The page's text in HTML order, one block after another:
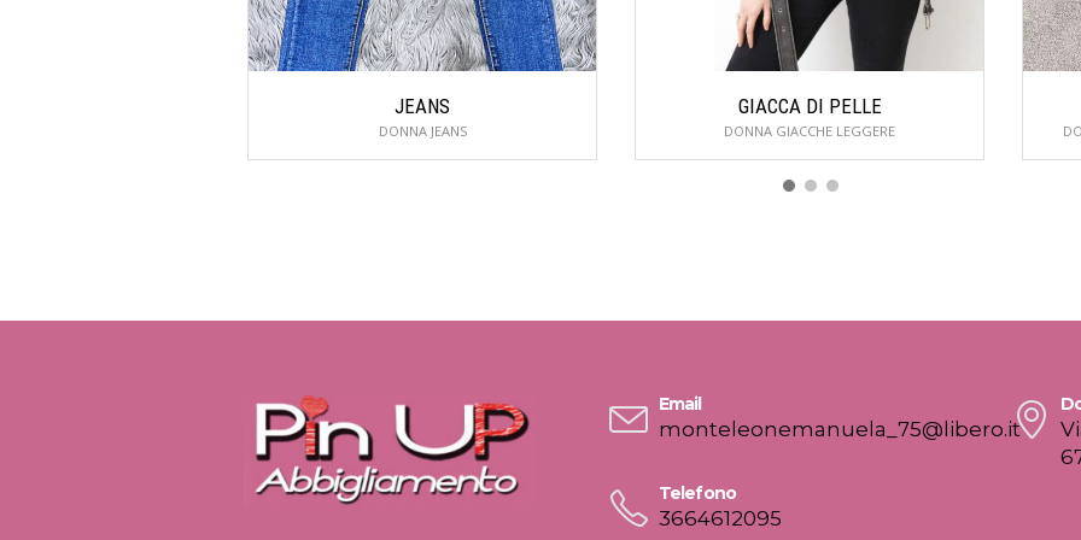
JEANS
DONNA JEANS
GIACCA DI PELLE
DONNA GIACCHE LEGGERE
Email
monteleonemanuela_75@libero.it
Telefono
3664612095